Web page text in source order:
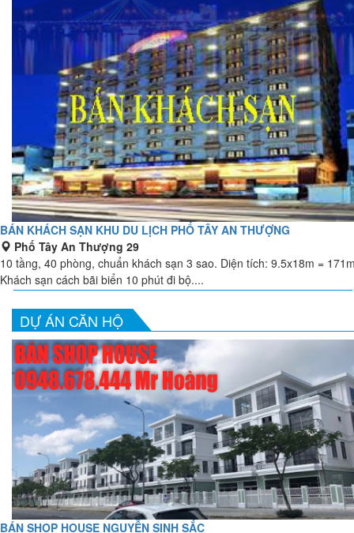
BÁN KHÁCH SẠN KHU DU LỊCH PHỐ TÂY AN THƯỢNG
Phố Tây An Thượng 29
10 tầng, 40 phòng, chuẩn khách sạn 3 sao. Diện tích: 9.5x18m =
Khách sạn cách bãi biển 10 phút đi bộ....
DỰ ÁN CĂN HỘ
BÁN SHOP HOUSE NGUYỄN SINH SẮC